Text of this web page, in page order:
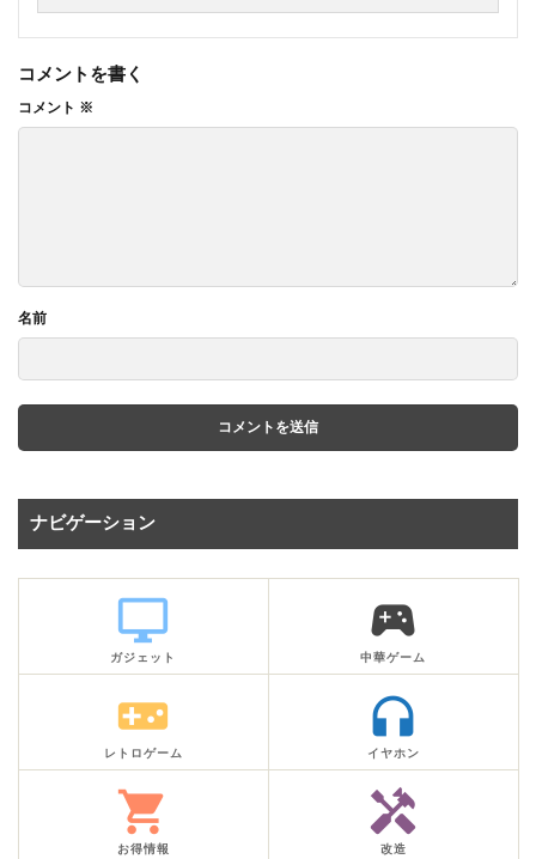
コメントを書く
コメント ※
名前
ナビゲーション
desktop_windows
ガジェット
sports_esports
中華ゲーム
videogame_asset
レトロゲーム
headphones
イヤホン
shopping_cart
お得情報
handyman
改造